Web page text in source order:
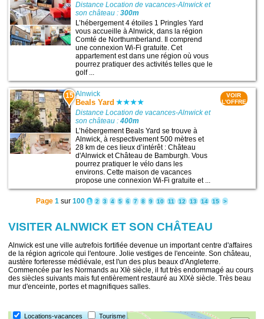
Distance Location de vacances-Alnwick et
son château :300m
L’hébergement 4 étoiles 1 Pringles Yard
vous accueille à Alnwick, dans la région
Comté de Northumberland. Il comprend
une connexion Wi-Fi gratuite. Cet
appartement est dans une région où vous
pourrez pratiquer des activités telles que le
golf ...
15 Alnwick
Beals Yard
Distance Location de vacances-Alnwick et
son château :400m
L’hébergement Beals Yard se trouve à
Alnwick, à respectivement 500 mètres et
28 km de ces lieux d’intérêt : Château
d'Alnwick et Château de Bamburgh. Vous
pourrez pratiquer le vélo dans les
environs. Cette maison de vacances
propose une connexion Wi-Fi gratuite et ...
VOIR
L'OFFRE
Page 1 sur 100 1 2 3 4 5 6 7 8 9 10 11 12 13 14 15 >
VISITER ALNWICK ET SON CHÂTEAU
Alnwick est une ville autrefois fortifiée devenue un important centre d'affaires
de la région agricole qui l'entoure. Jolie vestiges de l'enceinte. Son château,
austère forteresse médiévale, est l'un des plus beaux d'Angleterre.
Commencée par les Normands au XIè siècle, il fut très endommagé au cours
des siècles suivants mais fut entièrement restauré au XIXè siècle. Très beau
mur d'enceinte, portes et magnifiques salles.
Locations-vacances Tourisme